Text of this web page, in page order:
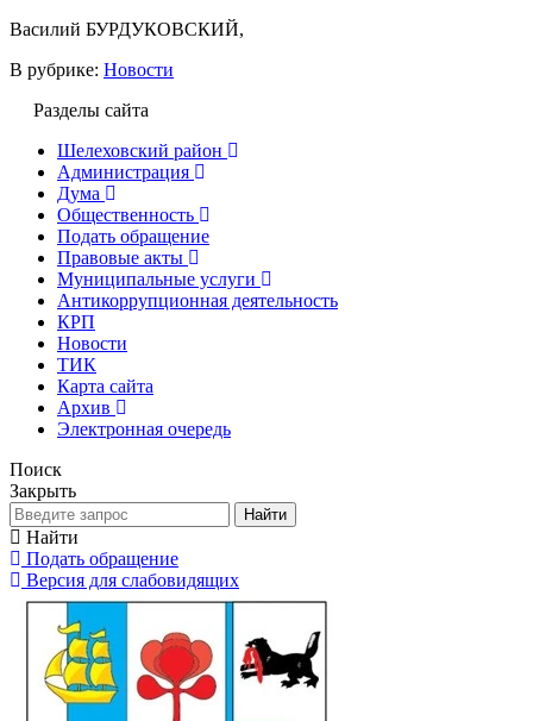
Василий БУРДУКОВСКИЙ,
В рубрике: Новости
Разделы сайта
Шелеховский район
Администрация
Дума
Общественность
Подать обращение
Правовые акты
Муниципальные услуги
Антикоррупционная деятельность
КРП
Новости
ТИК
Карта сайта
Архив
Электронная очередь
Поиск
Закрыть
Найти
Найти
Подать обращение
Версия для слабовидящих